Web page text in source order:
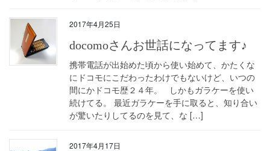
2017年4月25日
docomoさんお世話になってます♪
携帯電話が出始めた頃から使い始めて、かたくな
にドコモにこだわったわけでもないけど、いつの
間にかドコモ歴２４年。 しかもガラケーを使い
続けてる。 最近ガラケーを手に取ると、知り合い
が驚いたりしてるのを見て、な […]
2017年4月17日